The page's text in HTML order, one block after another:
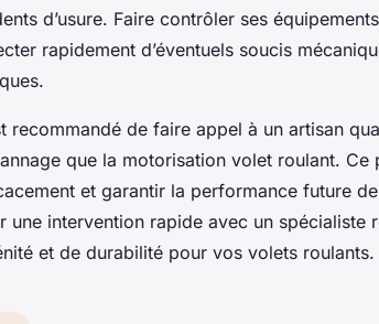
d’usure. Faire contrôler ses
rapidement d’éventuels soucis
recommandé de faire appel à un artisan
que la motorisation volet roulant.
et garantir la performance future
une intervention rapide avec un spécialiste
et de durabilité pour vos volets roulants.